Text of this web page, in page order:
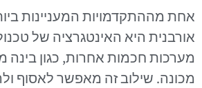
אחת מההתקדמויות המעניינות
מערכות חכמות אחרות, כגון בינה
מכונה. שילוב זה מאפשר לאסוף